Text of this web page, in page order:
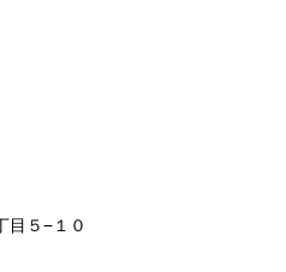
目５−１０